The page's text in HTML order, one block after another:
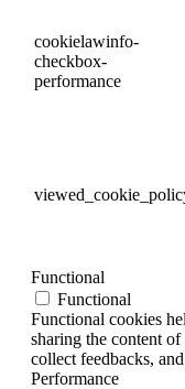
cookielawinfo-
checkbox-
performance
Functional
Functional
Functional cookies
sharing the content
collect feedbacks,
Performance